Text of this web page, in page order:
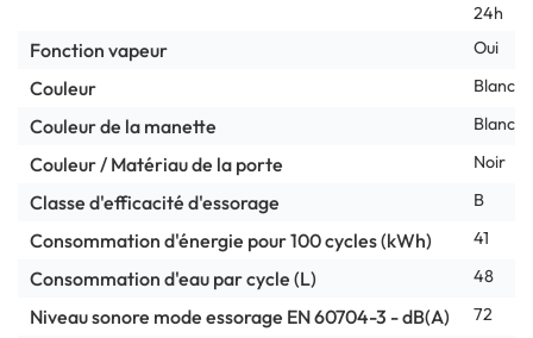
24h
Fonction vapeur Oui
Couleur Blanc
Couleur de la manette Blanc
Couleur / Matériau de la porte Noir
Classe d'efficacité d'essorage B
Consommation d'énergie pour 100 cycles (kWh) 41
Consommation d'eau par cycle (L) 48
Niveau sonore mode essorage EN 60704-3 - dB(A) 72